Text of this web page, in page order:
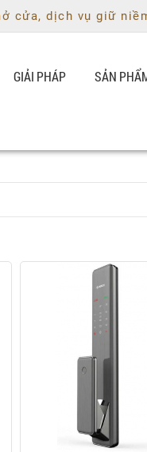
cửa, dịch vụ giữ
GIẢI PHÁP SẢN